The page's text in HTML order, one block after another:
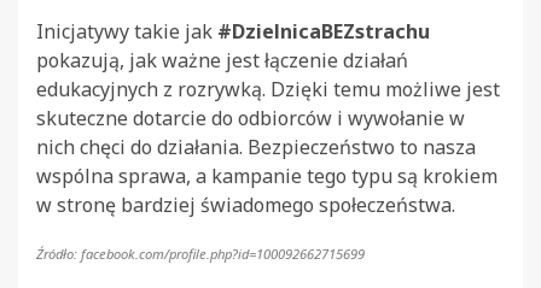
Inicjatywy takie jak #DzielnicaBEZstrachu
pokazują, jak ważne jest łączenie działań
edukacyjnych z rozrywką. Dzięki temu możliwe jest
skuteczne dotarcie do odbiorców i wywołanie w
nich chęci do działania. Bezpieczeństwo to nasza
wspólna sprawa, a kampanie tego typu są krokiem
w stronę bardziej świadomego społeczeństwa.
Źródło: facebook.com/profile.php?id=100092662715699